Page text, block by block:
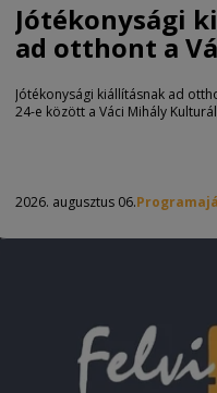
Jótékonysági
ad otthont a
Jótékonysági kiállításnak ad
24-e között a Váci Mihály
2026. augusztus 06.